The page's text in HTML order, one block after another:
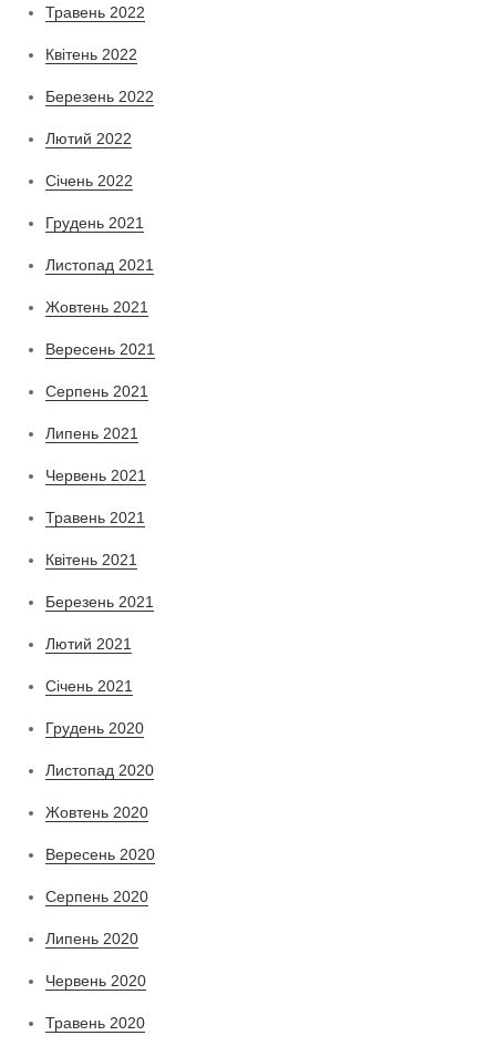
Травень 2022
Квітень 2022
Березень 2022
Лютий 2022
Січень 2022
Грудень 2021
Листопад 2021
Жовтень 2021
Вересень 2021
Серпень 2021
Липень 2021
Червень 2021
Травень 2021
Квітень 2021
Березень 2021
Лютий 2021
Січень 2021
Грудень 2020
Листопад 2020
Жовтень 2020
Вересень 2020
Серпень 2020
Липень 2020
Червень 2020
Травень 2020